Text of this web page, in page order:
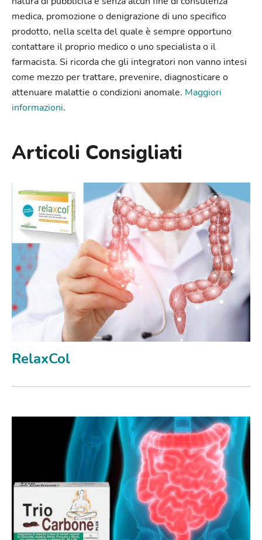
medica, promozione o denigrazione di uno specifico
prodotto, nella scelta del quale è sempre opportuno
contattare il proprio medico o uno specialista o il
farmacista. Si ricorda che gli integratori non vanno intesi
come mezzo per trattare, prevenire, diagnosticare o
attenuare malattie o condizioni anomale. Maggiori
informazioni.
Articoli Consigliati
RelaxCol